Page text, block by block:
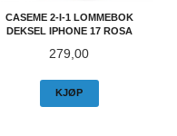
CASEME 2-I-1 LOMMEBOK
DEKSEL IPHONE 17 ROSA
Pris
279,00
KJØP